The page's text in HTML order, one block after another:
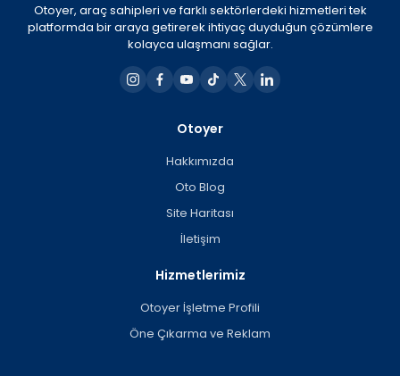
Otoyer, araç sahipleri ve farklı sektörlerdeki hizmetleri tek
platformda bir araya getirerek ihtiyaç duyduğun çözümlere
kolayca ulaşmanı sağlar.
Otoyer
Hakkımızda
Oto Blog
Site Haritası
İletişim
Hizmetlerimiz
Otoyer İşletme Profili
Öne Çıkarma ve Reklam